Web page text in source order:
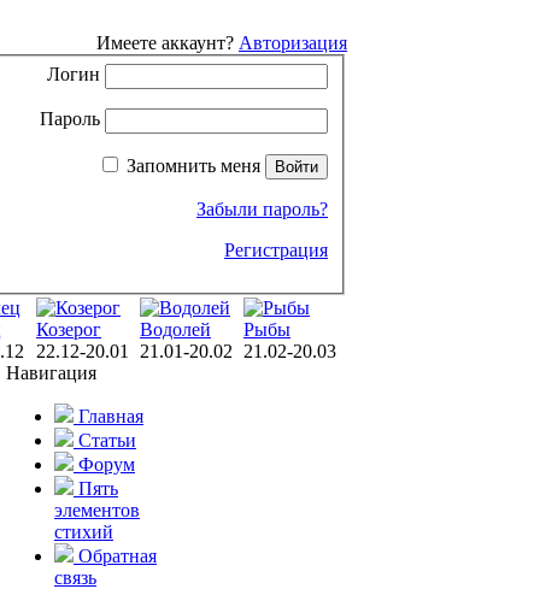
Имеете аккаунт? Авторизация
Логин
Пароль
Запомнить меня
Забыли пароль?
Регистрация
Козерог
22.12-20.01
Водолей
21.01-20.02
Рыбы
21.02-20.03
Навигация
Главная
Статьи
Форум
Пять
элементов
стихий
Обратная
связь